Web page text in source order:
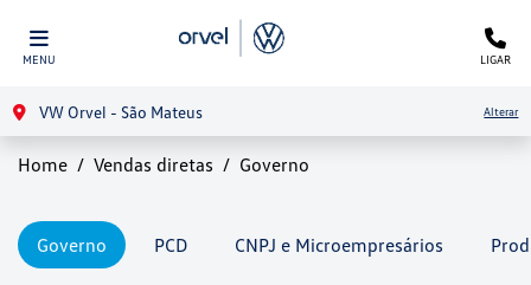
MENU LIGAR
VW Orvel - São Mateus Alterar
Home Vendas diretas Governo
PCD CNPJ e Microempresários
Governo